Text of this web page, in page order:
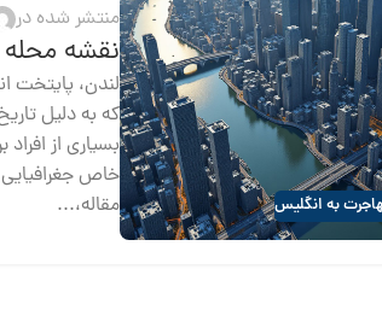
به انگلیس
منتشر شده در
نقشه
لندن، پایتخت
که به دلیل
بسیاری از
خاص
مقاله،...